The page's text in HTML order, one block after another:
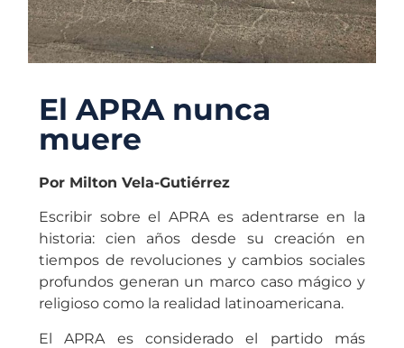
El APRA nunca
muere
Por Milton Vela-Gutiérrez
Escribir sobre el APRA es adentrarse en la
historia: cien años desde su creación en
tiempos de revoluciones y cambios sociales
profundos generan un marco caso mágico y
religioso como la realidad latinoamericana.
El APRA es considerado el partido más